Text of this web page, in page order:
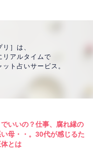
］は、
リアルタイムで
ト占いサービス。
いいの？仕事、腐れ縁の
母・・。30代が感じるた
とは